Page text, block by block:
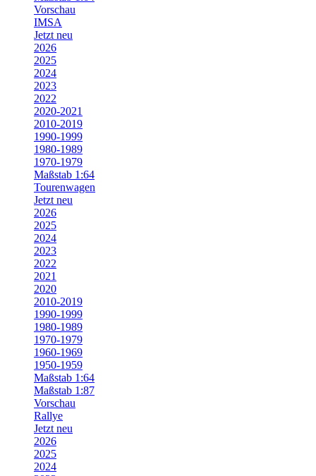
Vorschau
IMSA
Jetzt neu
2026
2025
2024
2023
2022
2020-2021
2010-2019
1990-1999
1980-1989
1970-1979
Maßstab 1:64
Tourenwagen
Jetzt neu
2026
2025
2024
2023
2022
2021
2020
2010-2019
1990-1999
1980-1989
1970-1979
1960-1969
1950-1959
Maßstab 1:64
Maßstab 1:87
Vorschau
Rallye
Jetzt neu
2026
2025
2024